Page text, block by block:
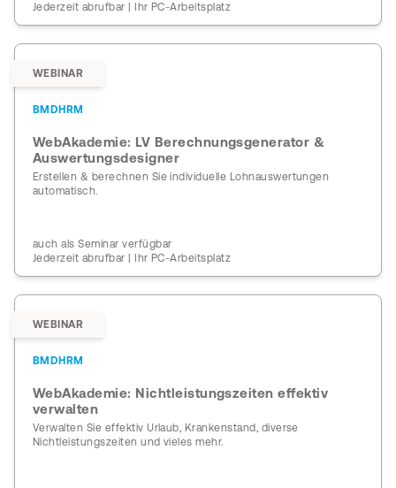
Jederzeit abrufbar | Ihr PC-Arbeitsplatz
WEBINAR
BMDHRM
WebAkademie: LV Berechnungsgenerator &
Auswertungsdesigner
Erstellen & berechnen Sie individuelle Lohnauswertungen
automatisch.
auch als Seminar verfügbar
Jederzeit abrufbar | Ihr PC-Arbeitsplatz
WEBINAR
BMDHRM
WebAkademie: Nichtleistungszeiten effektiv
verwalten
Verwalten Sie effektiv Urlaub, Krankenstand, diverse
Nichtleistungszeiten und vieles mehr.